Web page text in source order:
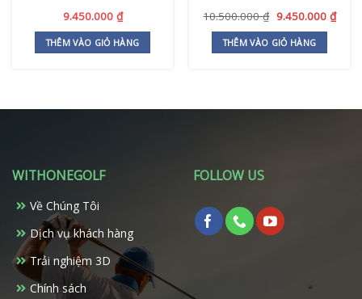
9.450.000 ₫
THÊM VÀO GIỎ HÀNG
10.500.000₫ Giá
là:
10.500.000 ₫.
9.450.000 ₫Giá
THÊM VÀO GIỎ HÀNG
WITHONEGOLF
Về Chúng Tôi
Dịch vụ khách hàng
Trải nghiệm 3D
Chính sách
FOLLOW US